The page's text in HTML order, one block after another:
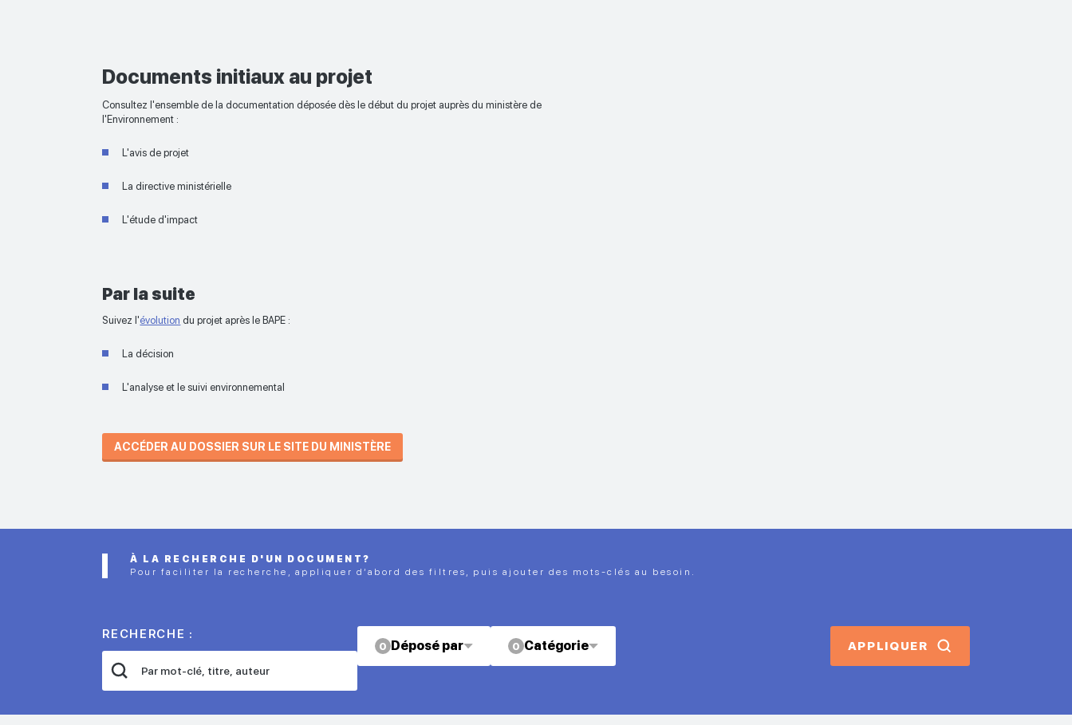
Documents initiaux au projet
Consultez l'ensemble de la documentation déposée dès le début du projet auprès du ministère de
l'Environnement :
L'avis de projet
La directive ministérielle
L'étude d'impact
Par la suite
Suivez l'évolution du projet après le BAPE :
La décision
L'analyse et le suivi environnemental
ACCÉDER AU DOSSIER SUR LE SITE DU MINISTÈRE
À LA RECHERCHE D'UN DOCUMENT?
Pour faciliter la recherche, appliquer d’abord des filtres, puis ajouter des mots-clés au besoin.
RECHERCHE :
0 Déposé par 0 Catégorie APPLIQUER